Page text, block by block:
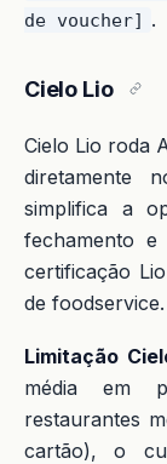
de voucher] .
Cielo Lio
Cielo Lio roda
diretamente
simplifica a
fechamento
certificação
de foodservice.
Limitação
média em
restaurantes
cartão), o